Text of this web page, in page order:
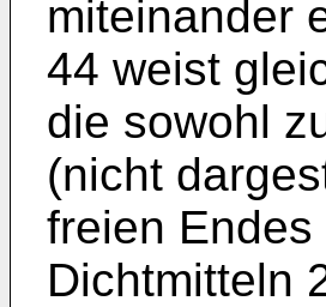
miteinander
44 weist
die sowohl
(nicht
freien
Dichtmitteln